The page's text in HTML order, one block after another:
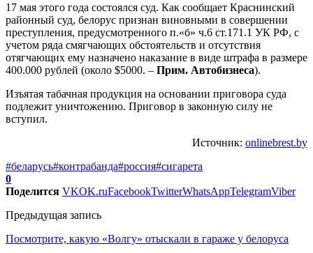
17 мая этого года состоялся суд. Как сообщает Краснинский
районный суд, белорус признан виновными в совершении
преступления, предусмотренного п.«б» ч.6 ст.171.1 УК РФ, с
учетом ряда смягчающих обстоятельств и отсутствия
отягчающих ему назначено наказание в виде штрафа в размере
400.000 рублей (около $5000. – Прим. Автобизнеса).
Изъятая табачная продукция на основании приговора суда
подлежит уничтожению. Приговор в законную силу не
вступил.
Источник: onlinebrest.by
#беларусь#контрабанда#россия#сигарета
0
Поделится VKOK.ruFacebookTwitterWhatsAppTelegramViber
Предыдущая запись
Посмотрите, какую «Волгу» отыскали в гараже у белоруса